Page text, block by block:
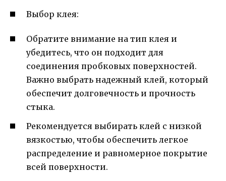
Выбор клея:
Обратите внимание на тип клея и
убедитесь, что он подходит для
соединения пробковых поверхностей.
Важно выбрать надежный клей, который
обеспечит долговечность и прочность
стыка.
Рекомендуется выбирать клей с низкой
вязкостью, чтобы обеспечить легкое
распределение и равномерное покрытие
всей поверхности.